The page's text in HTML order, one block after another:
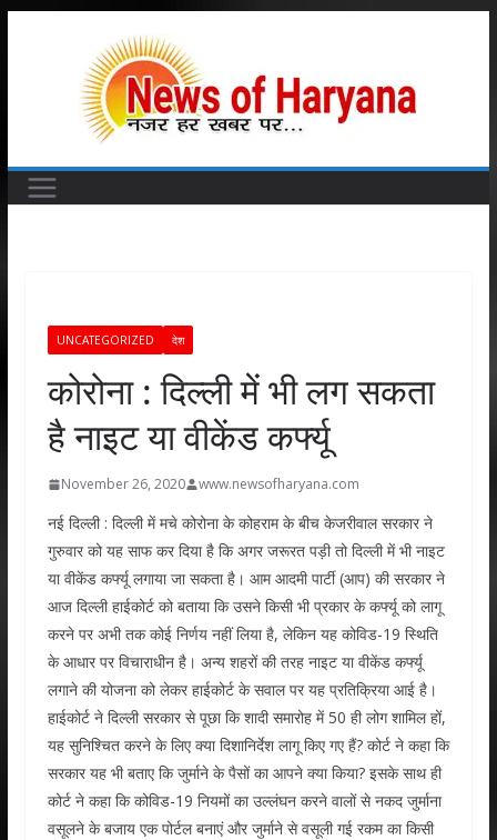
UNCATEGORIZED देश
कोरोना : दिल्ली में भी लग सकता
है नाइट या वीकेंड कर्फ्यू
November 26, 2020 www.newsofharyana.com
नई दिल्ली : दिल्ली में मचे कोरोना के कोहराम के बीच केजरीवाल सरकार ने
गुरुवार को यह साफ कर दिया है कि अगर जरूरत पड़ी तो दिल्ली में भी नाइट
या वीकेंड कर्फ्यू लगाया जा सकता है। आम आदमी पार्टी (आप) की सरकार ने
आज दिल्ली हाईकोर्ट को बताया कि उसने किसी भी प्रकार के कर्फ्यू को लागू
करने पर अभी तक कोई निर्णय नहीं लिया है, लेकिन यह कोविड-19 स्थिति
के आधार पर विचाराधीन है। अन्य शहरों की तरह नाइट या वीकेंड कर्फ्यू
लगाने की योजना को लेकर हाईकोर्ट के सवाल पर यह प्रतिक्रिया आई है।
हाईकोर्ट ने दिल्ली सरकार से पूछा कि शादी समारोह में 50 ही लोग शामिल हों,
यह सुनिश्चित करने के लिए क्या दिशानिर्देश लागू किए गए हैं? कोर्ट ने कहा कि
सरकार यह भी बताए कि जुर्माने के पैसों का आपने क्या किया? इसके साथ ही
कोर्ट ने कहा कि कोविड-19 नियमों का उल्लंघन करने वालों से नकद जुर्माना
वसूलने के बजाय एक पोर्टल बनाएं और जुर्माने से वसूली गई रकम का किसी